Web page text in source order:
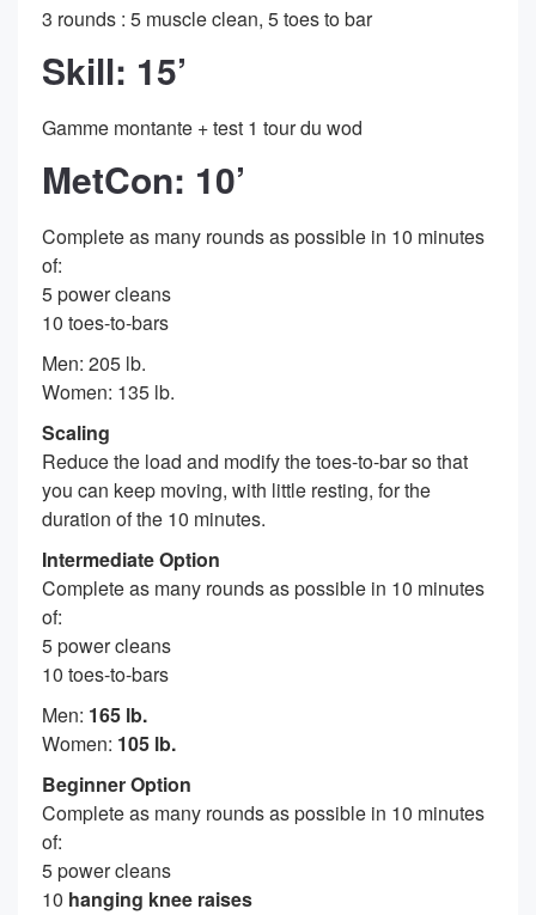
3 rounds : 5 muscle clean, 5 toes to bar
Skill: 15’
Gamme montante + test 1 tour du wod
MetCon: 10’
Complete as many rounds as possible in 10 minutes
of:
5 power cleans
10 toes-to-bars
Men: 205 lb.
Women: 135 lb.
Scaling
Reduce the load and modify the toes-to-bar so that
you can keep moving, with little resting, for the
duration of the 10 minutes.
Intermediate Option
Complete as many rounds as possible in 10 minutes
of:
5 power cleans
10 toes-to-bars
Men: 165 lb.
Women: 105 lb.
Beginner Option
Complete as many rounds as possible in 10 minutes
of:
5 power cleans
10 hanging knee raises